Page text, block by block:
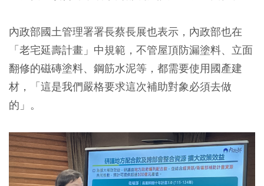
內政部國土管理署署長蔡長展也表示，內政部也在
「老宅延壽計畫」中規範，不管屋頂防漏塗料、立面
翻修的磁磚塗料、鋼筋水泥等，都需要使用國產建
材，「這是我們嚴格要求這次補助對象必須去做
的」。